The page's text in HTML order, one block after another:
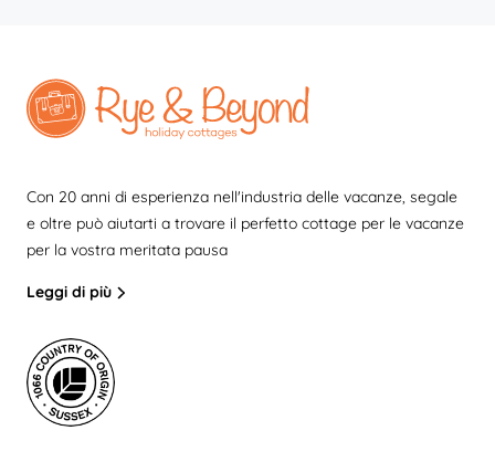
Con 20 anni di esperienza nell'industria delle vacanze, segale
e oltre può aiutarti a trovare il perfetto cottage per le vacanze
per la vostra meritata pausa
Leggi di più